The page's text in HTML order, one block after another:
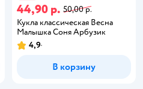
44,90 р. 50,00 р.
Кукла классическая Весна
Малышка Соня Арбузик
4,9
В корзину